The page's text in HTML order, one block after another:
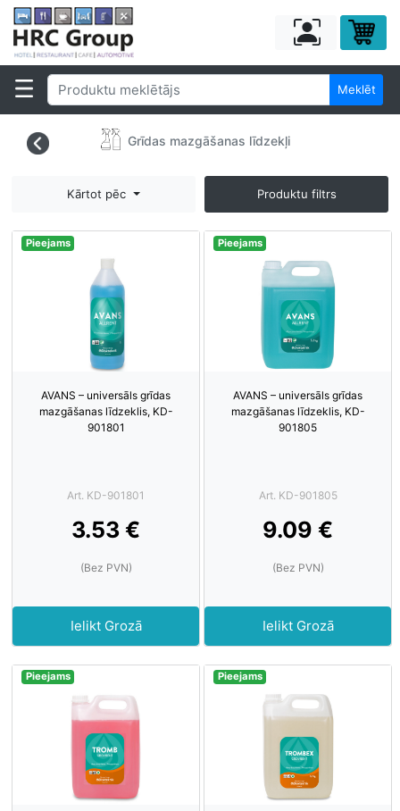
Meklēt
Grīdas mazgāšanas līdzekļi
Kārtot pēc Produktu filtrs
Pieejams
AVANS – universāls grīdas
mazgāšanas līdzeklis, KD-
901801
Art. KD-901801
3.53 €
(Bez PVN)
Ielikt Grozā
Pieejams
AVANS – universāls grīdas
mazgāšanas līdzeklis, KD-
901805
Art. KD-901805
9.09 €
(Bez PVN)
Ielikt Grozā
Pieejams Pieejams